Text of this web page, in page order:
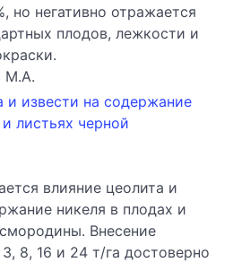
но негативно отражается
плодов, лежкости и
М.А.
и извести на содержание
листьях черной
влияние цеолита и
никеля в плодах и
Внесение
8, 16 и 24 т/га достоверно